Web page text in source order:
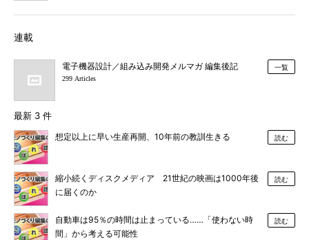
連載
電子機器設計／組み込み開発メルマガ 編集後記
299 Articles
一覧
最新 3 件
想定以上に早い生産再開、10年前の教訓生きる 読む
縮小続くディスクメディア 21世紀の映画は1000年後
に届くのか
読む
自動車は95％の時間は止まっている……「使わない時
間」から考える可能性
読む